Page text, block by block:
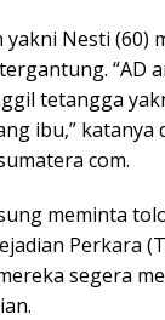
Nesti (60)
“AD
tetangga
ibu,”
com.
meminta
Perkara
segera